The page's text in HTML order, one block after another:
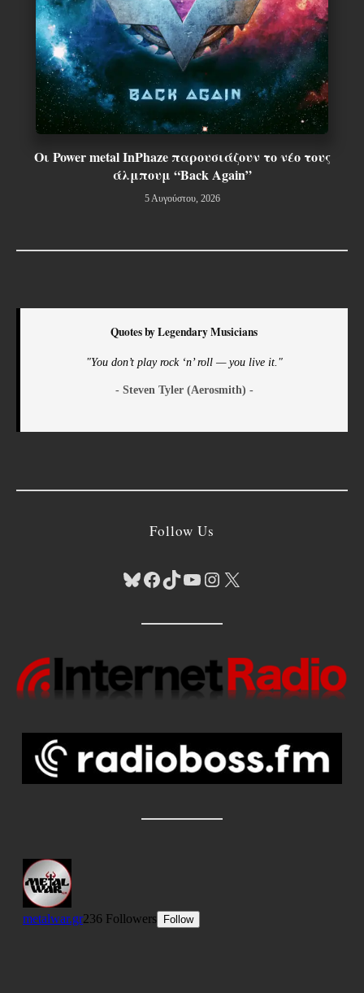
Οι Power metal InPhaze παρουσιάζουν το νέο τους
άλμπουμ “Back Again”
5 Αυγούστου, 2026
Quotes by Legendary Musicians
"You don’t play rock ‘n’ roll — you live it."
- Steven Tyler (Aerosmith) -
Follow Us